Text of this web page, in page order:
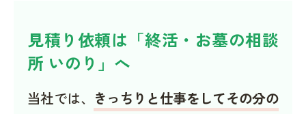
見積り依頼は「終活・お墓の相談
所 いのり」へ
当社では、 きっちりと仕事をしてその分の